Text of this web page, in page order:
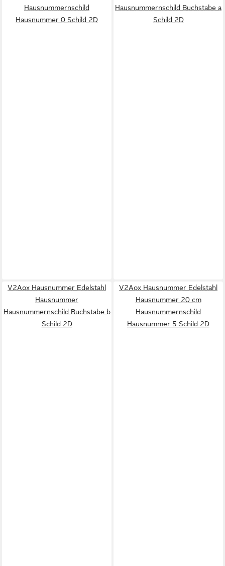
Hausnummernschild
Hausnummer 0 Schild 2D
Hausnummernschild Buchstabe a
Schild 2D
V2Aox Hausnummer Edelstahl
Hausnummer
Hausnummernschild Buchstabe b
Schild 2D
V2Aox Hausnummer Edelstahl
Hausnummer 20 cm
Hausnummernschild
Hausnummer 5 Schild 2D